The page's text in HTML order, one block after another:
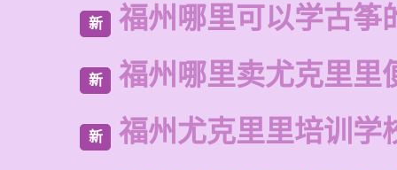
新 福州哪里可以学古筝
新 福州哪里卖尤克里里
新 福州尤克里里培训学